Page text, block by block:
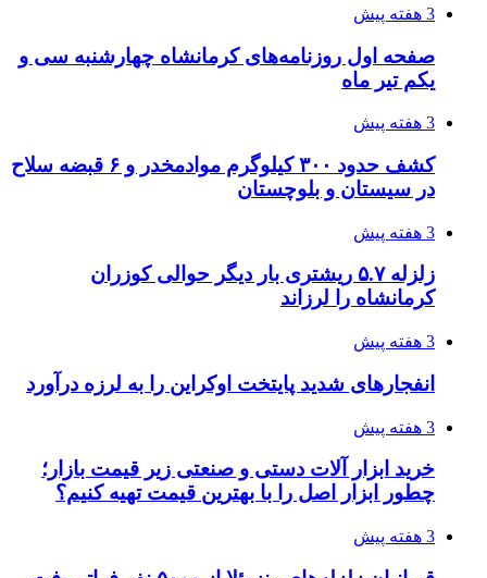
قربانیان زلزله‌های ونزوئلا از ۵۰۰۰ نفر فراتر رفت
3 هفته پیش
اثر اخبار مالی و اقتصادی بر قیمت ارزهای فیات
3 هفته پیش
آخرین وضعیت شبکۀ برق شهرهای مورد حمله
توسط دشمن آمریکایی
3 هفته پیش
روایت کربلا از زبان دختری که تازه زائر شده است
هواپیماهای سوخت‌رسان آمریکا برای اسرائیل
دردسرساز شد
4 هفته پیش
چرا انتخاب تامین‌کننده تجهیزات جوشکاری، کیفیت
پروژه را تعیین می‌کند؟
4 هفته پیش